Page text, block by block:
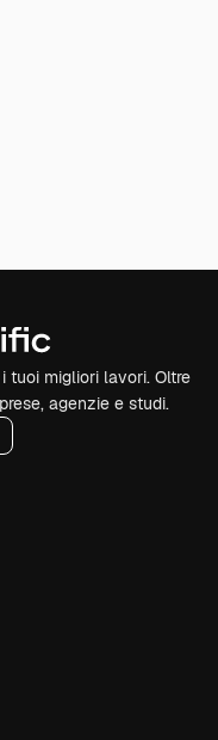
tuoi migliori lavori. Oltre
agenzie e studi.